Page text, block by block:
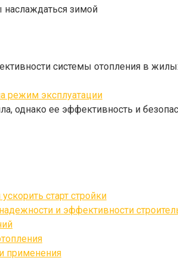
зимой
системы отопления в
режим эксплуатации
однако ее эффективность и
старт стройки
и эффективности
применения